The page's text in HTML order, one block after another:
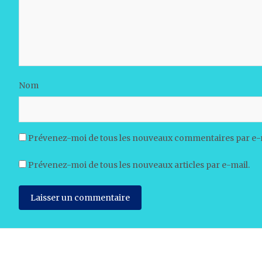
Nom
Prévenez-moi de tous les nouveaux commentaires par
Prévenez-moi de tous les nouveaux articles par e-mail.